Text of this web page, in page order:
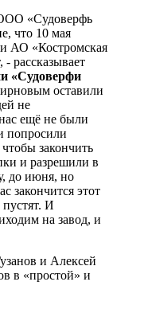
«Судоверфь
что 10 мая
и АО «Костромская
- рассказывает
«Судоверфи
оставили
не
ещё не были
попросили
закончить
и разрешили в
до июня, но
закончится этот
И
на завод, и
и Алексей
в «простой» и